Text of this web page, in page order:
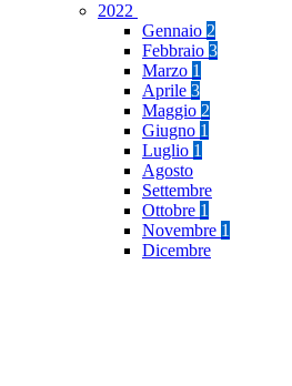
2022
Gennaio 2
Febbraio 3
Marzo 1
Aprile 3
Maggio 2
Giugno 1
Luglio 1
Agosto
Settembre
Ottobre 1
Novembre 1
Dicembre